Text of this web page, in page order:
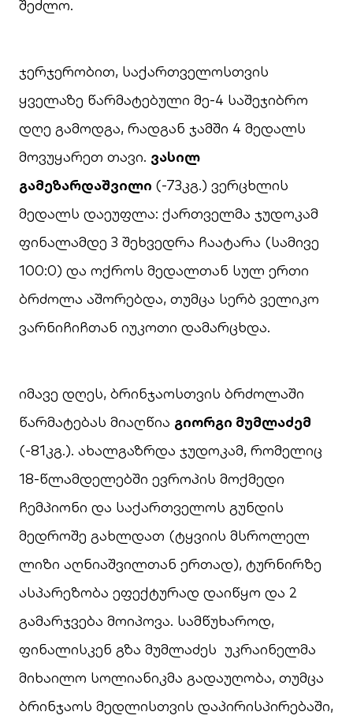
შეძლო.
ჯერჯერობით, საქართველოსთვის
ყველაზე წარმატებული მე-4 საშეჯიბრო
დღე გამოდგა, რადგან ჯამში 4 მედალს
მოვუყარეთ თავი. ვასილ
გამეზარდაშვილი (-73კგ.) ვერცხლის
მედალს დაეუფლა: ქართველმა ჯუდოკამ
ფინალამდე 3 შეხვედრა ჩაატარა (სამივე
100:0) და ოქროს მედალთან სულ ერთი
ბრძოლა აშორებდა, თუმცა სერბ ველიკო
ვარნიჩიჩთან იუკოთი დამარცხდა.
იმავე დღეს, ბრინჯაოსთვის ბრძოლაში
წარმატებას მიაღწია გიორგი მუმლაძემ
(-81კგ.). ახალგაზრდა ჯუდოკამ, რომელიც
18-წლამდელებში ევროპის მოქმედი
ჩემპიონი და საქართველოს გუნდის
მედროშე გახლდათ (ტყვიის მსროლელ
ლიზი აღნიაშვილთან ერთად), ტურნირზე
ასპარეზობა ეფექტურად დაიწყო და 2
გამარჯვება მოიპოვა. სამწუხაროდ,
ფინალისკენ გზა მუმლაძეს უკრაინელმა
მიხაილო სოლიანიკმა გადაუღობა, თუმცა
ბრინჯაოს მედლისთვის დაპირისპირებაში,